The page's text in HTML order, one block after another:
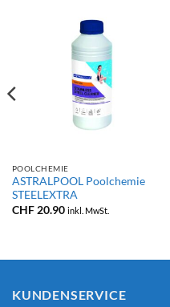
POOLCHEMIE
ASTRALPOOL Poolchemie
STEELEXTRA
CHF20.90 inkl. MwSt.
KUNDENSERVICE